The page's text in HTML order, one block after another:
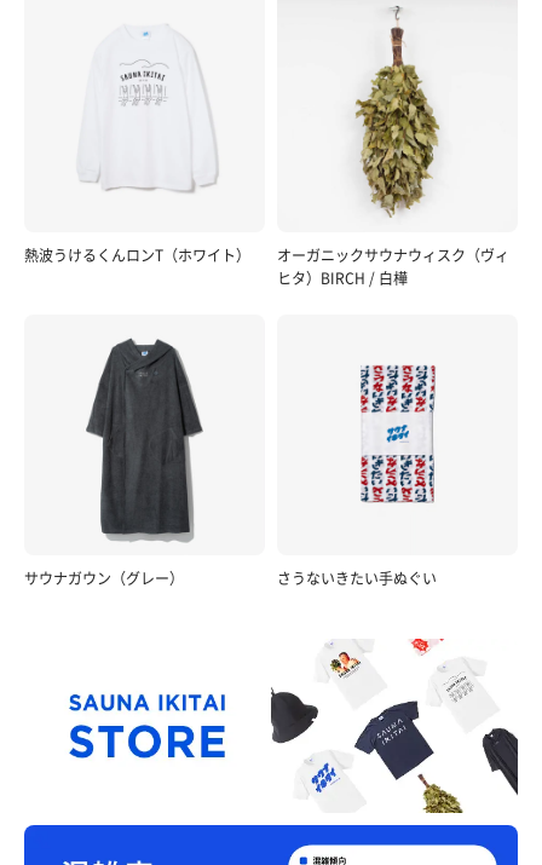
熱波うけるくんロンT（ホワイト）
オーガニックサウナウィスク（ヴィ
ヒタ）BIRCH / 白樺
サウナガウン（グレー） さうないきたい手ぬぐい